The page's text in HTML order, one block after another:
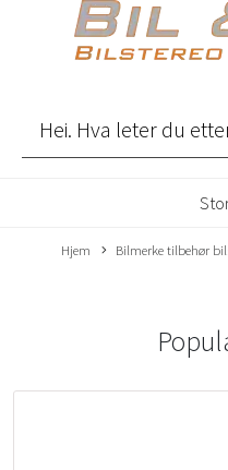
Hjem Bilmerke tilbehør